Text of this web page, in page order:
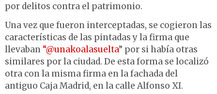
por delitos contra el patrimonio.
Una vez que fueron interceptadas, se cogieron las
características de las pintadas y la firma que
llevaban “@unakoalasuelta” por si había otras
similares por la ciudad. De esta forma se localizó
otra con la misma firma en la fachada del
antiguo Caja Madrid, en la calle Alfonso XI.